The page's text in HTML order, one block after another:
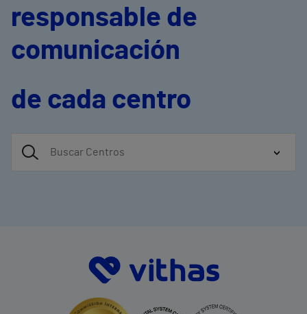
responsable de
comunicación
de cada centro